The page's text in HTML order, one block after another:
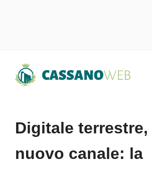
Digitale
nuovo canale: la